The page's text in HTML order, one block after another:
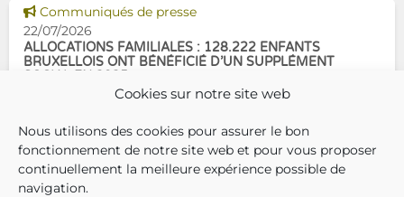
Cookies sur notre site web
Nous utilisons des cookies pour assurer le bon
fonctionnement de notre site web et pour vous proposer
continuellement la meilleure expérience possible de
navigation.
commencer la
Voir cette news
Communiqués de presse
22/07/2026
ALLOCATIONS FAMILIALES : 128.222 ENFANTS
BRUXELLOIS ONT BÉNÉFICIÉ D’UN SUPPLÉMENT
En décembre 2025, 304.966
enfants bruxellois avaient droit
aux allocations familiales.
Parmi eux, 128.222